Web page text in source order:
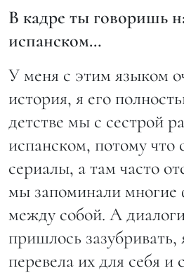
В кадре ты говоришь
испанском…
У меня с этим языком
история, я его
детстве мы с сестрой
испанском, потому что
сериалы, а там часто
мы запоминали многие
между собой. А
пришлось зазубривать,
перевела их для себя и